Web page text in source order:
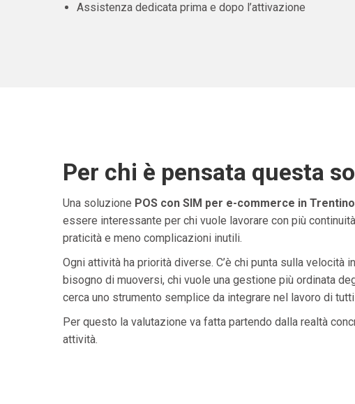
Assistenza dedicata prima e dopo l’attivazione
Per chi è pensata questa
Una soluzione POS con SIM per e-commerce in
essere interessante per chi vuole lavorare con più
praticità e meno complicazioni inutili.
Ogni attività ha priorità diverse. C’è chi punta sulla velocità
bisogno di muoversi, chi vuole una gestione più ordinata
cerca uno strumento semplice da integrare nel lavoro di
Per questo la valutazione va fatta partendo dalla realtà
attività.